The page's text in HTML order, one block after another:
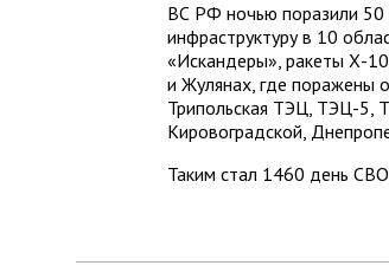
ВС РФ ночью поразили 50
инфраструктуру в 10
«Искандеры», ракеты Х-
и Жулянах, где поражены
Трипольская ТЭЦ, ТЭЦ-5,
Кировоградской,
Таким стал 1460 день СВО